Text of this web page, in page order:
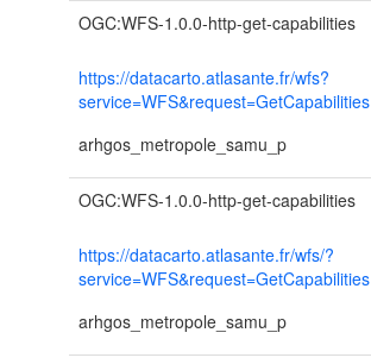
OGC:WFS-1.0.0-http-get-capabilities
https://datacarto.atlasante.fr/wfs?
service=WFS&request=GetCapabilities
arhgos_metropole_samu_p
OGC:WFS-1.0.0-http-get-capabilities
https://datacarto.atlasante.fr/wfs/?
service=WFS&request=GetCapabilities
arhgos_metropole_samu_p